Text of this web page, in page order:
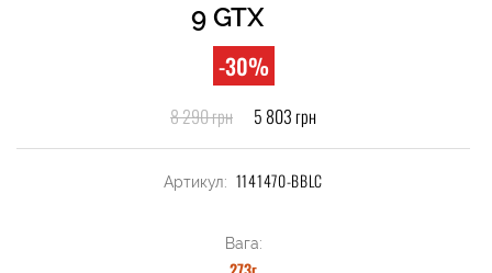
9 GTX
-30%
8 290 грн 5 803 грн
Артикул: 1141470-BBLC
Вага: